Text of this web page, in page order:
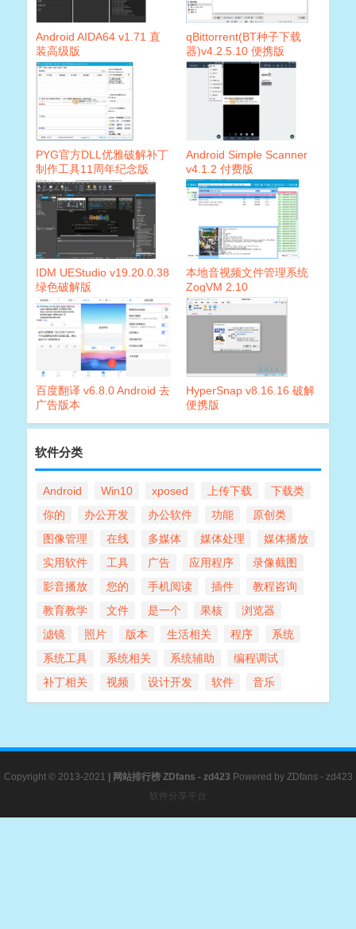
Android AIDA64 v1.71 直
装高级版
qBittorrent(BT种子下载
器)v4.2.5.10 便携版
PYG官方DLL优雅破解补丁
制作工具11周年纪念版
Android Simple Scanner
v4.1.2 付费版
IDM UEStudio v19.20.0.38
绿色破解版
本地音视频文件管理系统
ZogVM 2.10
百度翻译 v6.8.0 Android 去
广告版本
HyperSnap v8.16.16 破解
便携版
软件分类
Android Win10 xposed 上传下载
下载类
你的
办公开发 办公软件 功能
原创类
图像管理
在线 多媒体 媒体处理
媒体播放
实用软件
工具 广告 应用程序
录像截图
影音播放
您的 手机阅读 插件
教程咨询
教育教学
文件 是一个 果核
浏览器
滤镜
照片 版本 生活相关 程序
系统
系统工具
系统相关 系统辅助
编程调试
补丁相关
视频 设计开发 软件 音乐
Copyright © 2013-2021 | 网站排行榜ZDfans - zd423 Powered by ZDfans - zd423
软件分享平台